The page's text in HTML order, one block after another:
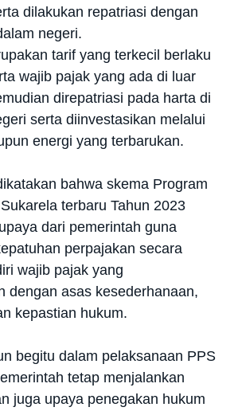
dilakukan repatriasi dengan
negeri.
tarif yang terkecil berlaku
wajib pajak yang ada di luar
direpatriasi pada harta di
serta diinvestasikan melalui
energi yang terbarukan.
bahwa skema Program
terbaru Tahun 2023
dari pemerintah guna
perpajakan secara
wajib pajak yang
dengan asas kesederhanaan,
kepastian hukum.
begitu dalam pelaksanaan PPS
tetap menjalankan
juga upaya penegakan hukum